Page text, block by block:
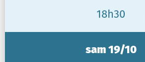
18h30
sam 19/10